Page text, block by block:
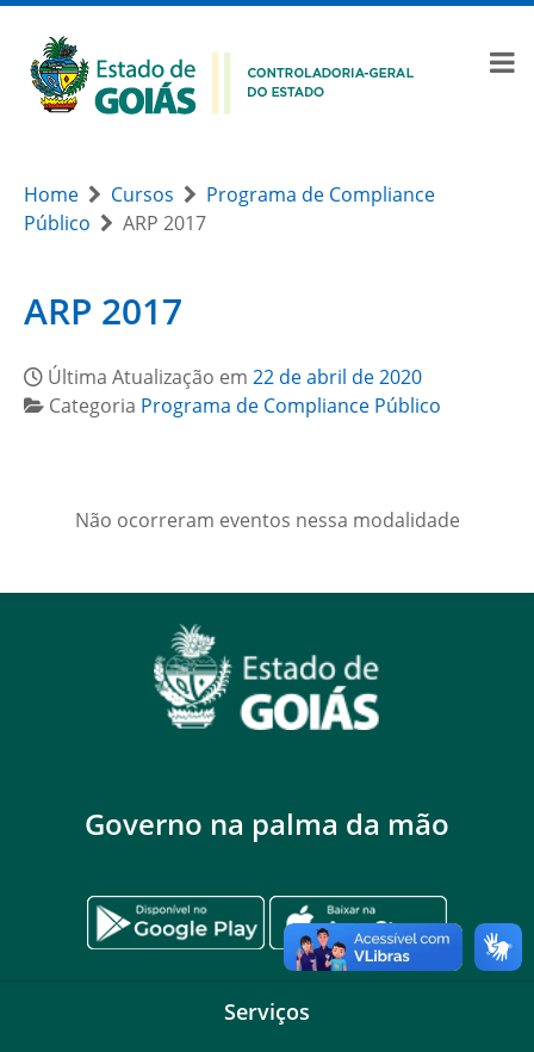
Home Cursos
Programa de Compliance
Público
ARP 2017
ARP 2017
Última Atualização em 22 de abril de 2020
Categoria Programa de Compliance Público
Não ocorreram eventos nessa modalidade
Governo na palma da mão
Serviços